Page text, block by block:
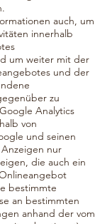
auch, um
innerhalb
um weiter mit der
und der
zu
Analytics
von
und seinen
nur
die auch ein
bestimmte
an bestimmten
anhand der vom